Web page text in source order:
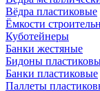
Вёдра пластиковые
Ёмкости
Куботейнеры
Банки жестяные
Бидоны
Банки пластиковые
Паллеты